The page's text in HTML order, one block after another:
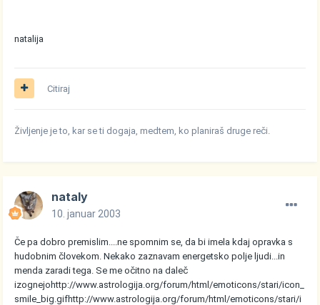
natalija
Citiraj
Življenje je to, kar se ti dogaja, medtem, ko planiraš druge reči.
nataly
10. januar 2003
Če pa dobro premislim....ne spomnim se, da bi imela kdaj opravka s
hudobnim človekom. Nekako zaznavam energetsko polje ljudi...in
menda zaradi tega. Se me očitno na daleč
izognejohttp://www.astrologija.org/forum/html/emoticons/stari/icon_
smile_big.gifhttp://www.astrologija.org/forum/html/emoticons/stari/i